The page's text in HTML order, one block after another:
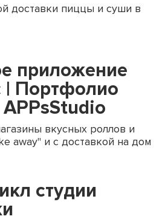
доставки пиццы и суши в
приложение
Портфолио
вкусных роллов и
away" и с доставкой на дом
студии